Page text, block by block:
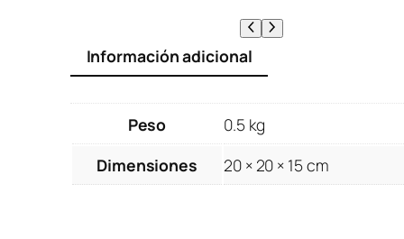
Información adicional
Peso
0.5 kg
Dimensiones
20 × 20 × 15 cm